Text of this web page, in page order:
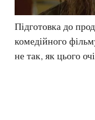
Підготовка до
комедійного
не так, як цього